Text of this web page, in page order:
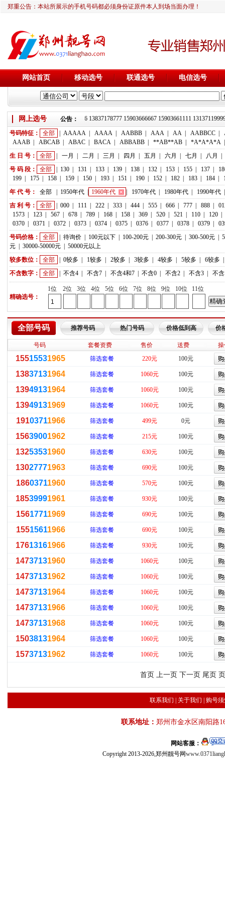
郑重公告：本站所展示的手机号码都必须身份证原件本人到场当面办理！
网站首页 移动选号 联通选号 电信选号
网上选号 公告：
靓号推荐：18236933666 13837178777 15903666667 15903661111
号码特征： 全部 AAAAA AAAA AABBB AAA AA AABBCC
AAAB
ABCAB ABAC BACA ABBABB **AB**AB *A*A*A*A
生 日 号：
全部 一月 二月 三月 四月 五月 六月 七月 八月
号 码 段：
全部 130 131 133 139 138 132 153 155 137
199
175 158 159 150 193 151 190 152 182 183 184
年 代 号：
全部 1950年代 1960年代 1970年代 1980年代 1990年代
吉 利 号：
全部 000 111 222 333 444 555 666 777 888
1573
123 567 678 789 168 158 369 520 521 110 120
0370
0371 0372 0373 0374 0375 0376 0377 0378 0379
号码价格：
全部 待询价 100元以下 100-200元 200-300元 300-500元
元
30000-50000元
50000元以上
较多数位：
全部 0较多 1较多 2较多 3较多 4较多 5较多 6较多
不含数字：
全部 不含4 不含7 不含4和7 不含0 不含2 不含3 不
精确选号：
1位 2位 3位 4位 5位 6位 7位 8位 9位 10位 11位
全部号码 推荐号码 热门号码 价格低到高 价
号码 套餐资费 售价 送费
15515531965 筛选套餐 220元 100元
13837131964 筛选套餐 1060元 100元
13949131964 筛选套餐 1060元 100元
13949131969 筛选套餐 1060元 100元
19103711966 筛选套餐 499元 0元
15639001962 筛选套餐 215元 100元
13253531960 筛选套餐 630元 100元
13027771963 筛选套餐 690元 100元
18603711960 筛选套餐 570元 100元
18539991961 筛选套餐 930元 100元
15617711969 筛选套餐 690元 100元
15515611966 筛选套餐 690元 100元
17613161966 筛选套餐 930元 100元
14737131960 筛选套餐 1060元 100元
14737131962 筛选套餐 1060元 100元
14737131964 筛选套餐 1060元 100元
14737131966 筛选套餐 1060元 100元
14737131968 筛选套餐 1060元 100元
15038131964 筛选套餐 1060元 100元
15737131962 筛选套餐 1060元 100元
首页 上一页 下一页 尾页页
联系我们 关于我们 购号
联系地址： 郑州市金水区南阳路
网站客服：
Copyright 2013-2026,郑州靓号网